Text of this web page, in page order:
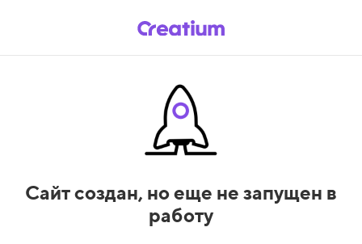
Сайт создан, но еще не запущен в
работу